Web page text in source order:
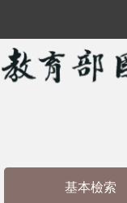
基本檢索